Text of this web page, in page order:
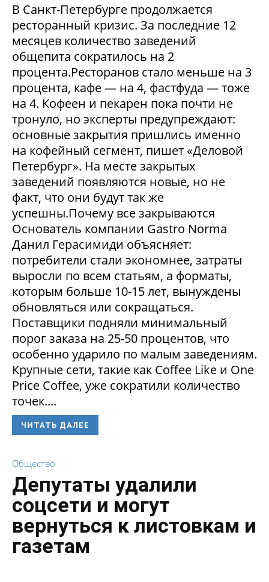
В Санкт-Петербурге продолжается
ресторанный кризис. За последние 12
месяцев количество заведений
общепита сократилось на 2
процента.Ресторанов стало меньше на 3
процента, кафе — на 4, фастфуда — тоже
на 4. Кофеен и пекарен пока почти не
тронуло, но эксперты предупреждают:
основные закрытия пришлись именно
на кофейный сегмент, пишет «Деловой
Петербург». На месте закрытых
заведений появляются новые, но не
факт, что они будут так же
успешны.Почему все закрываются
Основатель компании Gastro Norma
Данил Герасимиди объясняет:
потребители стали экономнее, затраты
выросли по всем статьям, а форматы,
которым больше 10-15 лет, вынуждены
обновляться или сокращаться.
Поставщики подняли минимальный
порог заказа на 25-50 процентов, что
особенно ударило по малым заведениям.
Крупные сети, такие как Coffee Like и One
Price Coffee, уже сократили количество
точек....
ЧИТАТЬ ДАЛЕЕ
Общество
Депутаты удалили
соцсети и могут
вернуться к листовкам и
газетам